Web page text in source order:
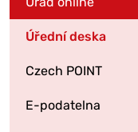
Úřední deska
Czech POINT
E-podatelna